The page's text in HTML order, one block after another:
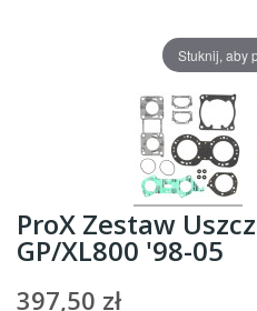
Stuknij, aby
ProX Zestaw
GP/XL800 '98-05
397,50 zł